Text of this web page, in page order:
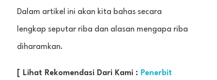
Dalam artikel ini akan kita bahas secara
lengkap seputar riba dan alasan mengapa riba
diharamkan.
[ Lihat Rekomendasi Dari Kami : Penerbit